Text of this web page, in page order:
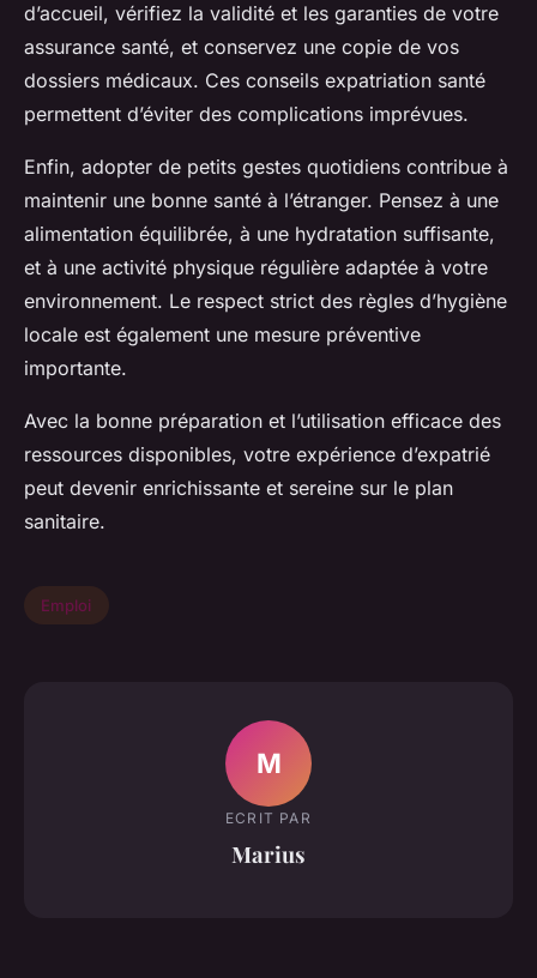
d’accueil, vérifiez la validité et les garanties de votre
assurance santé, et conservez une copie de vos
dossiers médicaux. Ces conseils expatriation santé
permettent d’éviter des complications imprévues.
Enfin, adopter de petits gestes quotidiens contribue à
maintenir une bonne santé à l’étranger. Pensez à une
alimentation équilibrée, à une hydratation suffisante,
et à une activité physique régulière adaptée à votre
environnement. Le respect strict des règles d’hygiène
locale est également une mesure préventive
importante.
Avec la bonne préparation et l’utilisation efficace des
ressources disponibles, votre expérience d’expatrié
peut devenir enrichissante et sereine sur le plan
sanitaire.
Emploi
M
ECRIT PAR
Marius